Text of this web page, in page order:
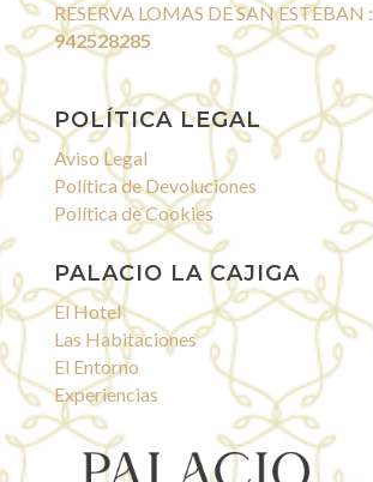
RESERVA LOMAS DE SAN ESTEBAN :
942528285
POLÍTICA LEGAL
Aviso Legal
Política de Devoluciones
Política de Cookies
PALACIO LA CAJIGA
El Hotel
Las Habitaciones
El Entorno
Experiencias